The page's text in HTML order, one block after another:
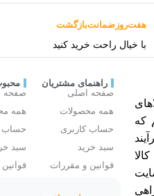
هفت‌روز‌ضمانت‌بازگشت
با خیال راحت خرید کنید
که
راهنمای مشتریان
صفحه اصلی
همه محصولات
حساب کاربری
سبد خرید
قوانین و مقررات
صفحه
همه
حساب
سبد